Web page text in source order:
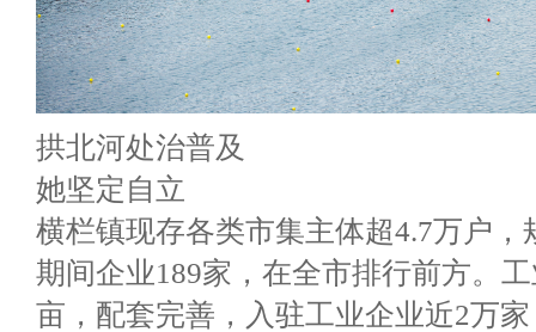
拱北河处治普及
她坚定自立
横栏镇现存各类市集主体超4.7万户
期间企业189家，在全市排行前方。
亩，配套完善，入驻工业企业近2万